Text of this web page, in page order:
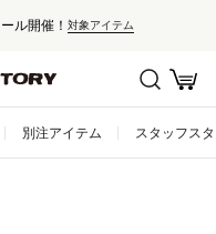
ル開催！ 対象アイテム
別注アイテム スタッフス